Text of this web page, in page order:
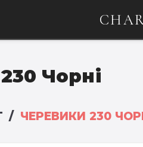
Чорні
ЧЕРЕВИКИ 230